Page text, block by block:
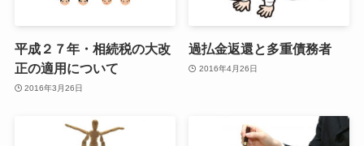
平成２７年・相続税の大改
正の適用について
2016年3月26日
過払金返還と多重債務者
2016年4月26日